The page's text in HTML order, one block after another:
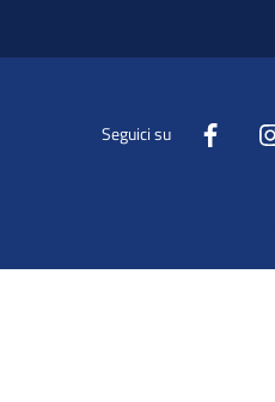
Seguici su